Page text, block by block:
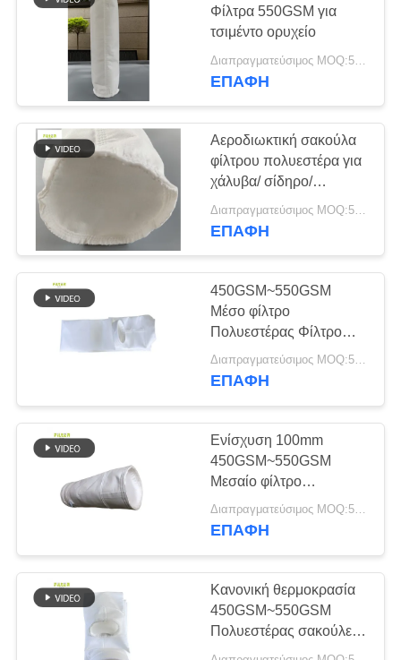
ΕΙΔΉΣΕΙΣ
ΖΗΤΉΣΤΕ
ΈΝΑ
ΑΠΌΣΠΑΣΜΑ
SITEMAP
ΠΟΛΙΤΙΚΉ
ΑΠΟΡΡΉΤΟΥ
Φίλτρα 550GSM για
τσιμέντο ορυχείο
ΕΠΑΦΉ
Αεροδιωκτική σακούλα
φίλτρου πολυεστέρα για
χάλυβα/ σίδηρο/
φαρμακείο τροφίμων
Διαπραγματεύσιμος MOQ:50 τεμ
ΕΠΑΦΉ
450GSM~550GSM
Μέσο φίλτρο
Πολυεστέρας Φίλτρο
σακούλας για φίλτρο
αέρα
Διαπραγματεύσιμος MOQ:50 τεμ
ΕΠΑΦΉ
Ενίσχυση 100mm
450GSM~550GSM
Μεσαίο φίλτρο
Πολυεστέρα Φίλτρο
σακούλα για εργοστάσιο
Διαπραγματεύσιμος MOQ:50 τεμ
ΕΠΑΦΉ
Κανονική θερμοκρασία
450GSM~550GSM
Πολυεστέρας σακούλες
φίλτρου